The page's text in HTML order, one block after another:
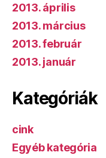
2013. április
2013. március
2013. február
2013. január
Kategóriák
cink
Egyéb kategória